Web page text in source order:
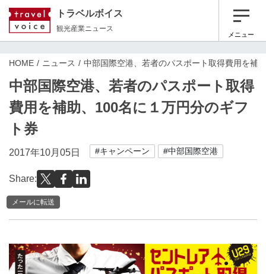
トラベルボイス
観光産業ニュース
メニュー
HOME ニュース 中部国際空港、若者のパスポート取得費用を補
中部国際空港、若者のパスポート取得
費用を補助、100名に１万円分のギフ
ト券
2017年10月05日 #キャンペーン #中部国際空港
Share:
メールに転送